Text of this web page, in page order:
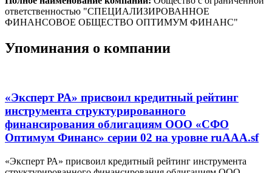
ответственностью "СПЕЦИАЛИЗИРОВАННОЕ
ФИНАНСОВОЕ ОБЩЕСТВО ОПТИМУМ ФИНАНС"
Упоминания о компании
«Эксперт РА» присвоил кредитный рейтинг
инструмента структурированного
финансирования облигациям ООО «СФО
Оптимум Финанс» серии 02 на уровне ruAAA.sf
«Эксперт РА» присвоил кредитный рейтинг инструмента